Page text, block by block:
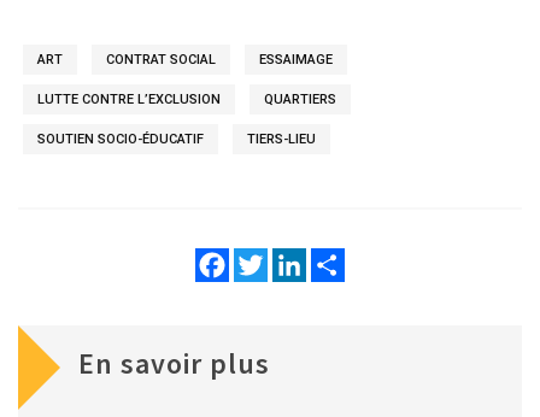
ART CONTRAT SOCIAL ESSAIMAGE
LUTTE CONTRE L’EXCLUSION QUARTIERS
SOUTIEN SOCIO-ÉDUCATIF TIERS-LIEU
FacebookTwitterLinkedIn
En savoir plus